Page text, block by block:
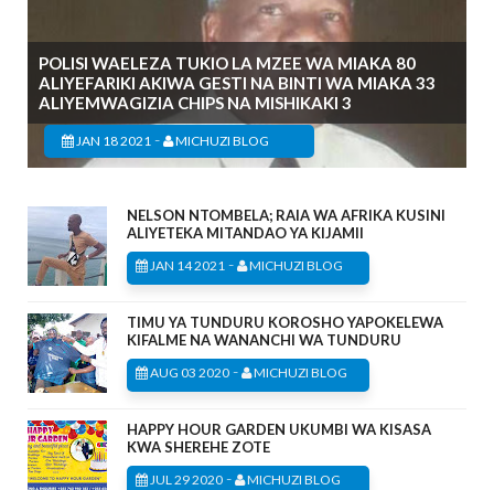
POLISI WAELEZA TUKIO LA MZEE WA MIAKA 80
ALIYEFARIKI AKIWA GESTI NA BINTI WA MIAKA 33
ALIYEMWAGIZIA CHIPS NA MISHIKAKI 3
JAN 18 2021 - MICHUZI BLOG
NELSON NTOMBELA; RAIA WA AFRIKA KUSINI
ALIYETEKA MITANDAO YA KIJAMII
JAN 14 2021 - MICHUZI BLOG
TIMU YA TUNDURU KOROSHO YAPOKELEWA
KIFALME NA WANANCHI WA TUNDURU
AUG 03 2020 - MICHUZI BLOG
HAPPY HOUR GARDEN UKUMBI WA KISASA
KWA SHEREHE ZOTE
JUL 29 2020 - MICHUZI BLOG